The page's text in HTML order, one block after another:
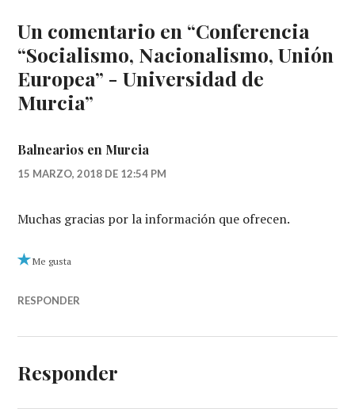
Un comentario en “Conferencia
“Socialismo, Nacionalismo, Unión
Europea” - Universidad de
Murcia”
Balnearios en Murcia
15 MARZO, 2018 DE 12:54 PM
Muchas gracias por la información que ofrecen.
Me gusta
RESPONDER
Responder